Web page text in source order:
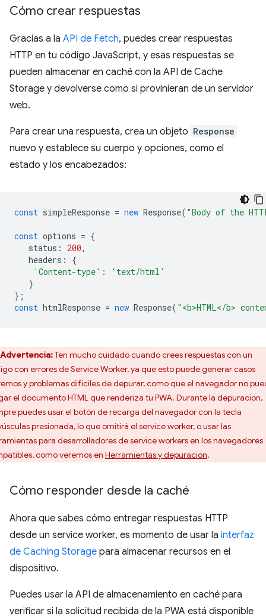
Cómo crear respuestas
Gracias a la API de Fetch, puedes crear respuestas
HTTP en tu código JavaScript, y esas respuestas se
pueden almacenar en caché con la API de Cache
Storage y devolverse como si provinieran de un servidor
web.
Para crear una respuesta, crea un objeto Response
nuevo y establece su cuerpo y opciones, como el
estado y los encabezados:
const simpleResponse = new Response( "Body of the
const options = {
status : 200,
headers :
{
'Content-type' :
'text/html'
}
};
const htmlResponse = new Response( "<b>HTML</b>
Advertencia:Ten mucho cuidado cuando crees respuestas con un
con errores de Service Worker, ya que esto puede generar casos
y problemas difíciles de depurar, como que el navegador no
el documento HTML que renderiza tu PWA. Durante la depuración,
puedes usar el botón de recarga del navegador con la tecla
presionada, lo que omitirá el service worker, o usar las
para desarrolladores de service workers en los navegadores
como veremos en Herramientas y depuración.
Cómo responder desde la caché
Ahora que sabes cómo entregar respuestas HTTP
desde un service worker, es momento de usar la interfaz
de Caching Storage para almacenar recursos en el
dispositivo.
Puedes usar la API de almacenamiento en caché para
verificar si la solicitud recibida de la PWA está disponible